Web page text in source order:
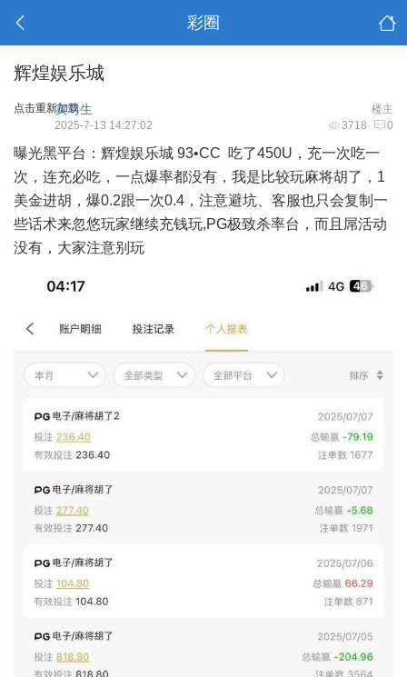
彩圈
辉煌娱乐城
点击重新加载 楼主
实习生
3718 0
2025-7-13 14:27:02
曝光黑平台：辉煌娱乐城 93•CC 吃了450U，充一次吃一
次，连充必吃，一点爆率都没有，我是比较玩麻将胡了，1
美金进胡，爆0.2跟一次0.4，注意避坑、客服也只会复制一
些话术来忽悠玩家继续充钱玩,PG极致杀率台，而且屌活动
没有，大家注意别玩